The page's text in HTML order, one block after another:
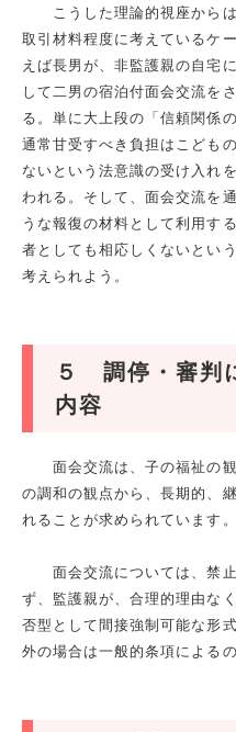
こうした理論的視座からは
取引材料程度に考えているケ
えば長男が、非監護親の自宅
して二男の宿泊付面会交流を
る。単に大上段の「信頼関係
通常甘受すべき負担はこども
ないという法意識の受け入れ
われる。そして、面会交流を
うな報復の材料として利用す
者としても相応しくないとい
考えられよう。
５ 調停・審判
内容
面会交流は、子の福祉の観
の調和の観点から、長期的、
れることが求められています。
面会交流については、禁止
ず、監護親が、合理的理由な
否型として間接強制可能な形
外の場合は一般的条項による